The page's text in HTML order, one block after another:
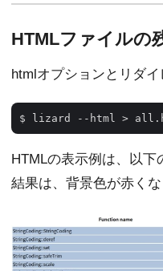
HTMLファイルの
htmlオプションとリダイ
HTMLの表示例は、以下
結果は、背景色が赤くな